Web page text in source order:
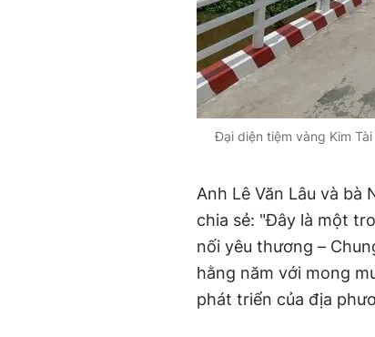
Đại diện tiệm vàng Kim
Anh Lê Văn Lâu và bà
chia sẻ: "Đây là một
nối yêu thương –
hằng năm với mong
phát triển của địa